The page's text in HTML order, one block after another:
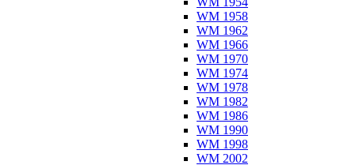
WM 1958
WM 1962
WM 1966
WM 1970
WM 1974
WM 1978
WM 1982
WM 1986
WM 1990
WM 1998
WM 2002